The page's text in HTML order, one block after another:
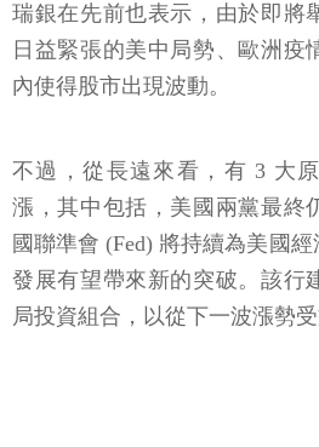
瑞銀在先前也表示，由於即將
日益緊張的美中局勢、歐洲疫
內使得股市出現波動。
不過，從長遠來看，有 3 大
漲，其中包括，美國兩黨最終
國聯準會 (Fed) 將持續為美國
發展有望帶來新的突破。該行
局投資組合，以從下一波漲勢受